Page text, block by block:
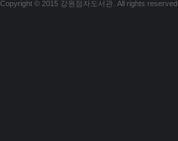
Copyright © 2015 강원점자도서관. All rights reserved.